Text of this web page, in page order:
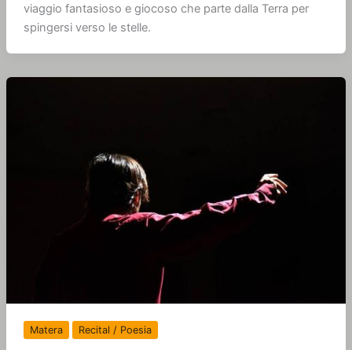
viaggio fantasioso e giocoso che parte dalla Terra per
spingersi verso le stelle.
Matera Recital / Poesia